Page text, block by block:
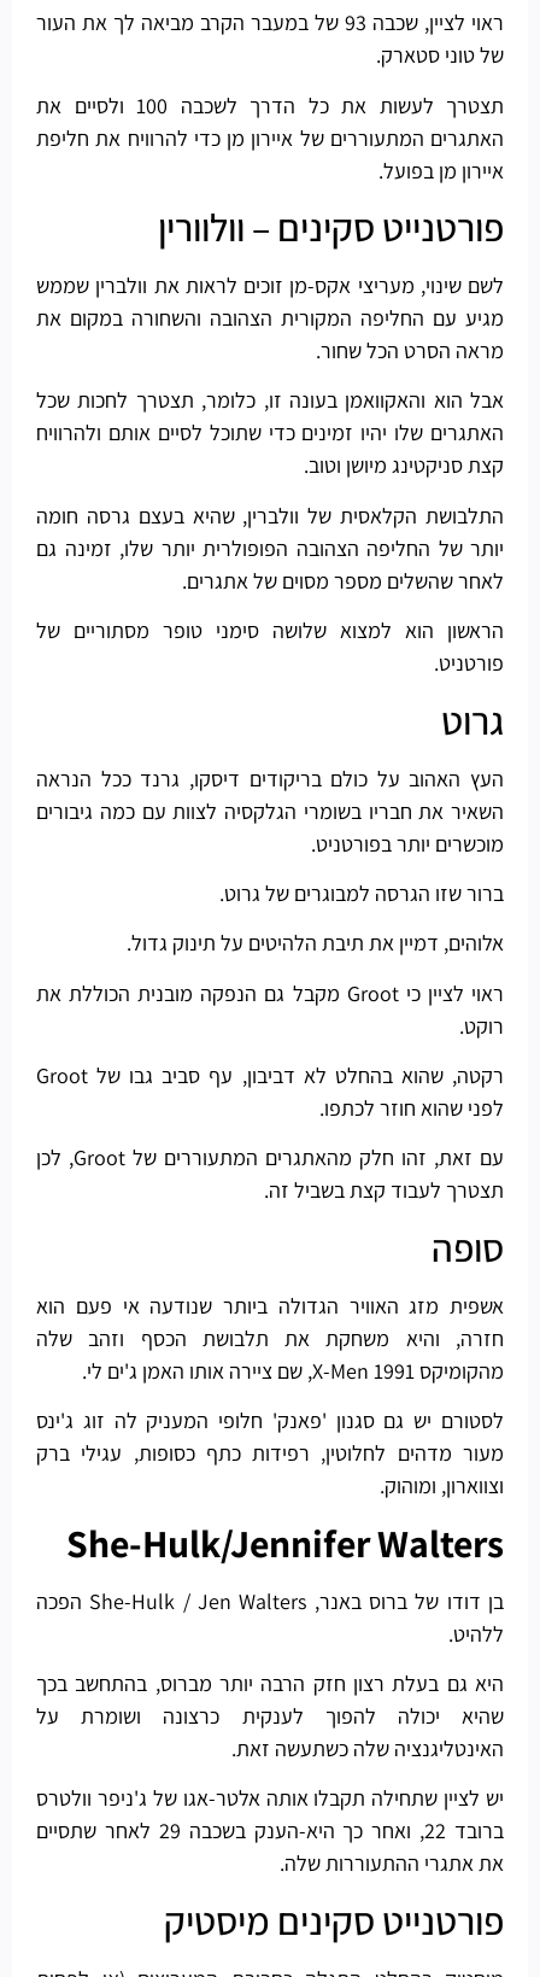
ראוי לציין, שכבה 93 של במעבר הקרב מביאה לך את העור
של טוני סטארק.
תצטרך לעשות את כל הדרך לשכבה 100 ולסיים את
האתגרים המתעוררים של איירון מן כדי להרוויח את חליפת
איירון מן בפועל.
פורטנייט סקינים – וולוורין
לשם שינוי, מעריצי אקס-מן זוכים לראות את וולברין שממש
מגיע עם החליפה המקורית הצהובה והשחורה במקום את
מראה הסרט הכל שחור.
אבל הוא והאקוואמן בעונה זו, כלומר, תצטרך לחכות שכל
האתגרים שלו יהיו זמינים כדי שתוכל לסיים אותם ולהרוויח
קצת סניקטינג מיושן וטוב.
התלבושת הקלאסית של וולברין, שהיא בעצם גרסה חומה
יותר של החליפה הצהובה הפופולרית יותר שלו, זמינה גם
לאחר שהשלים מספר מסוים של אתגרים.
הראשון הוא למצוא שלושה סימני טופר מסתוריים של
פורטניט.
גרוט
העץ האהוב על כולם בריקודים דיסקו, גרנד ככל הנראה
השאיר את חבריו בשומרי הגלקסיה לצוות עם כמה גיבורים
מוכשרים יותר בפורטניט.
ברור שזו הגרסה למבוגרים של גרוט.
אלוהים, דמיין את תיבת הלהיטים על תינוק גדול.
ראוי לציין כי Groot מקבל גם הנפקה מובנית הכוללת את
רוקט.
רקטה, שהוא בהחלט לא דביבון, עף סביב גבו של Groot
לפני שהוא חוזר לכתפו.
עם זאת, זהו חלק מהאתגרים המתעוררים של Groot, לכן
תצטרך לעבוד קצת בשביל זה.
סופה
אשפית מזג האוויר הגדולה ביותר שנודעה אי פעם הוא
חזרה, והיא משחקת את תלבושת הכסף וזהב שלה
מהקומיקס X-Men 1991, שם ציירה אותו האמן ג'ים לי.
לסטורם יש גם סגנון 'פאנק' חלופי המעניק לה זוג ג'ינס
מעור מדהים לחלוטין, רפידות כתף כסופות, עגילי ברק
וצווארון, ומוהוק.
She-Hulk/Jennifer Walters
בן דודו של ברוס באנר, She-Hulk / Jen Walters הפכה
ללהיט.
היא גם בעלת רצון חזק הרבה יותר מברוס, בהתחשב בכך
שהיא יכולה להפוך לענקית כרצונה ושומרת על
האינטליגנציה שלה כשתעשה זאת.
יש לציין שתחילה תקבלו אותה אלטר-אגו של ג'ניפר וולטרס
ברובד 22, ואחר כך היא-הענק בשכבה 29 לאחר שתסיים
את אתגרי ההתעוררות שלה.
פורטנייט סקינים מיסטיק